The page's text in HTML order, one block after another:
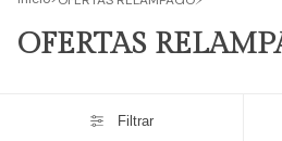
OFERTAS
Filtrar